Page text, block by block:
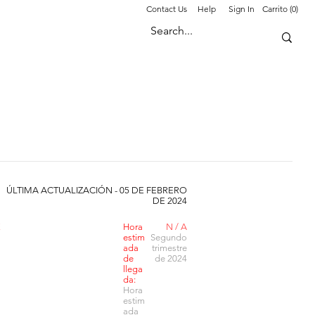
Contact Us Help Sign In Carrito (0)
ÚLTIMA ACTUALIZACIÓN - 05 DE FEBRERO
DE 2024
Hora
estim
ada
de
llega
da:
Hora
estim
ada
N / A
Segundo
trimestre
de 2024